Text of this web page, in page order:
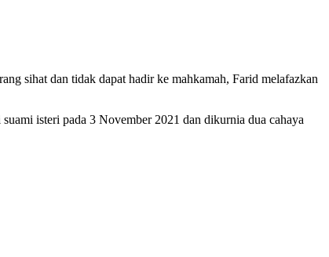
sihat dan tidak dapat hadir ke mahkamah, Farid melafazkan
isteri pada 3 November 2021 dan dikurnia dua cahaya